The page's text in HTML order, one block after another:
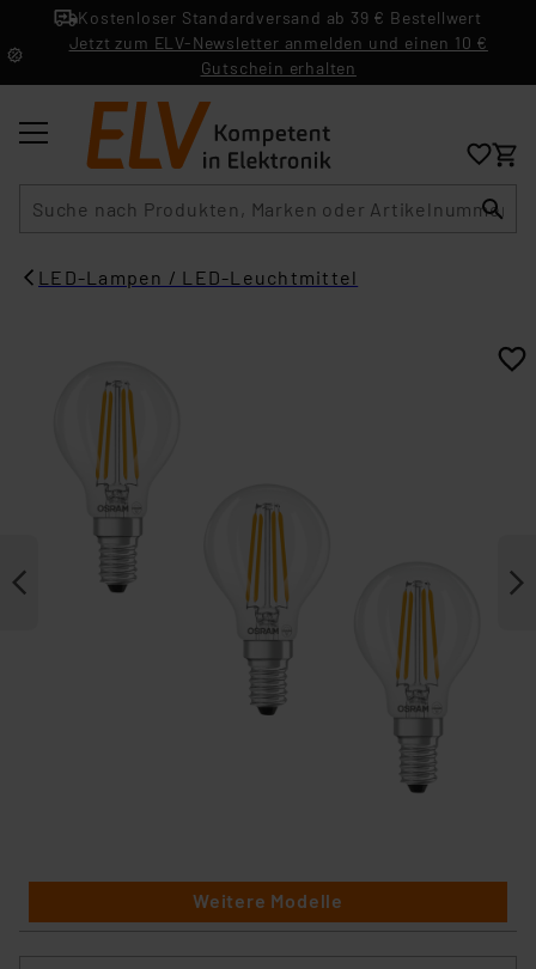
Kostenloser Standardversand ab 39 € Bestellwert
Jetzt zum ELV-Newsletter anmelden und einen 10 €
Gutschein erhalten
LED-Lampen / LED-Leuchtmittel
Weitere Modelle